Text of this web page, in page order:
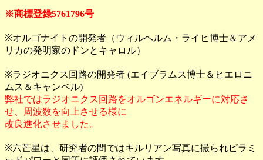
※商標登録5761796号
※オルゴナイトの開発者（ウィルヘルム・ライヒ博士＆アメ
リカの発明家のドンとキャロル）
※ラジオニクス回路の開発者 (エイブラムス博士＆ヒエロニ
ムス＆キャンベル)
弊社ではラジオニクス回路をオルゴンエネルギーに対応さ
せ、周波数を向上させる様に
改良進化させました。
※六芒星は、研究者の間ではキルリアン写真に撮られピラミ